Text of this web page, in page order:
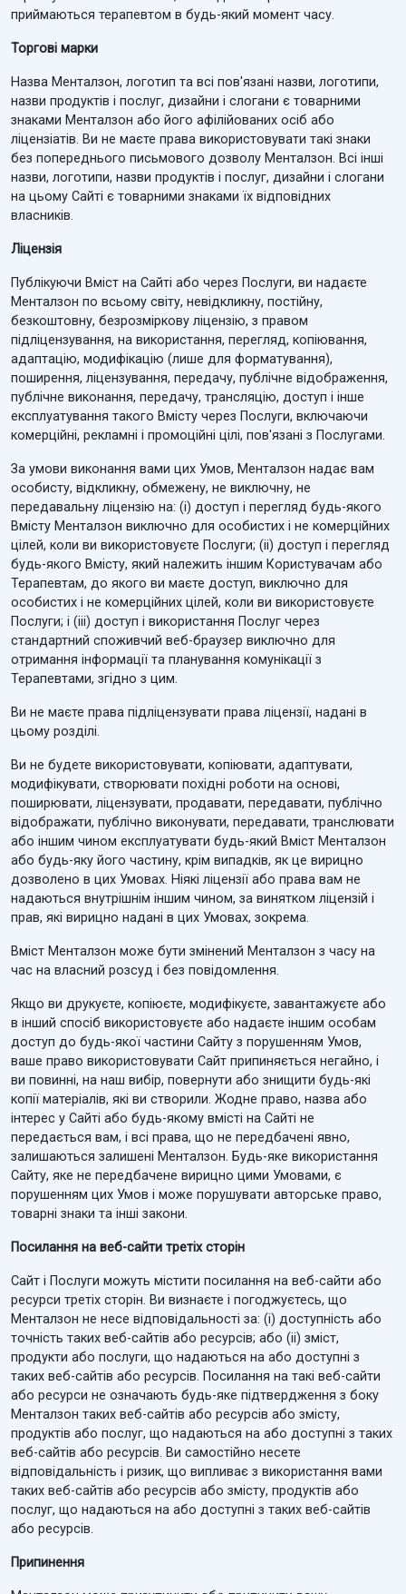
приймаються терапевтом в будь-який момент часу.
Торгові марки
Назва Менталзон, логотип та всі пов'язані назви, логотипи,
назви продуктів і послуг, дизайни і слогани є товарними
знаками Менталзон або його афілійованих осіб або
ліцензіатів. Ви не маєте права використовувати такі знаки
без попереднього письмового дозволу Менталзон. Всі інші
назви, логотипи, назви продуктів і послуг, дизайни і слогани
на цьому Сайті є товарними знаками їх відповідних
власників.
Ліцензія
Публікуючи Вміст на Сайті або через Послуги, ви надаєте
Менталзон по всьому світу, невідкликну, постійну,
безкоштовну, безрозміркову ліцензію, з правом
підліцензування, на використання, перегляд, копіювання,
адаптацію, модифікацію (лише для форматування),
поширення, ліцензування, передачу, публічне відображення,
публічне виконання, передачу, трансляцію, доступ і інше
експлуатування такого Вмісту через Послуги, включаючи
комерційні, рекламні і промоційні цілі, пов'язані з Послугами.
За умови виконання вами цих Умов, Менталзон надає вам
особисту, відкликну, обмежену, не виключну, не
передавальну ліцензію на: (i) доступ і перегляд будь-якого
Вмісту Менталзон виключно для особистих і не комерційних
цілей, коли ви використовуєте Послуги; (ii) доступ і перегляд
будь-якого Вмісту, який належить іншим Користувачам або
Терапевтам, до якого ви маєте доступ, виключно для
особистих і не комерційних цілей, коли ви використовуєте
Послуги; і (iii) доступ і використання Послуг через
стандартний споживчий веб-браузер виключно для
отримання інформації та планування комунікації з
Терапевтами, згідно з цим.
Ви не маєте права підліцензувати права ліцензії, надані в
цьому розділі.
Ви не будете використовувати, копіювати, адаптувати,
модифікувати, створювати похідні роботи на основі,
поширювати, ліцензувати, продавати, передавати, публічно
відображати, публічно виконувати, передавати, транслювати
або іншим чином експлуатувати будь-який Вміст Менталзон
або будь-яку його частину, крім випадків, як це вирицно
дозволено в цих Умовах. Ніякі ліцензії або права вам не
надаються внутрішнім іншим чином, за винятком ліцензій і
прав, які вирицно надані в цих Умовах, зокрема.
Вміст Менталзон може бути змінений Менталзон з часу на
час на власний розсуд і без повідомлення.
Якщо ви друкуєте, копіюєте, модифікуєте, завантажуєте або
в інший спосіб використовуєте або надаєте іншим особам
доступ до будь-якої частини Сайту з порушенням Умов,
ваше право використовувати Сайт припиняється негайно, і
ви повинні, на наш вибір, повернути або знищити будь-які
копії матеріалів, які ви створили. Жодне право, назва або
інтерес у Сайті або будь-якому вмісті на Сайті не
передається вам, і всі права, що не передбачені явно,
залишаються залишені Менталзон. Будь-яке використання
Сайту, яке не передбачене вирицно цими Умовами, є
порушенням цих Умов і може порушувати авторське право,
товарні знаки та інші закони.
Посилання на веб-сайти третіх сторін
Сайт і Послуги можуть містити посилання на веб-сайти або
ресурси третіх сторін. Ви визнаєте і погоджуєтесь, що
Менталзон не несе відповідальності за: (i) доступність або
точність таких веб-сайтів або ресурсів; або (ii) зміст,
продукти або послуги, що надаються на або доступні з
таких веб-сайтів або ресурсів. Посилання на такі веб-сайти
або ресурси не означають будь-яке підтвердження з боку
Менталзон таких веб-сайтів або ресурсів або змісту,
продуктів або послуг, що надаються на або доступні з таких
веб-сайтів або ресурсів. Ви самостійно несете
відповідальність і ризик, що випливає з використання вами
таких веб-сайтів або ресурсів або змісту, продуктів або
послуг, що надаються на або доступні з таких веб-сайтів
або ресурсів.
Припинення